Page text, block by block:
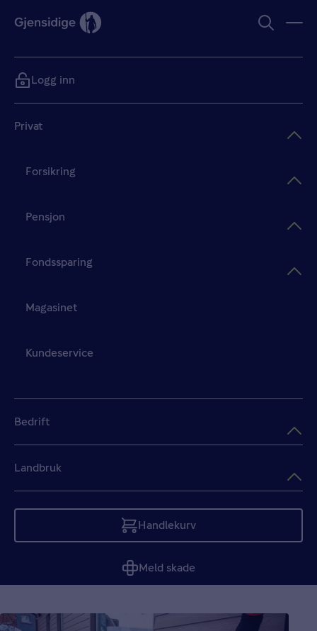
Privat
Forsikring
Pensjon
Fondssparing
Magasinet
Kundeservice
Bedrift
Landbruk
Handlekurv
Tom
Meld skade
Logg inn